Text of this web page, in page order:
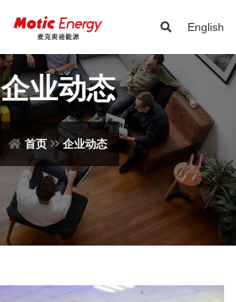
English
企业动态
首页 企业动态